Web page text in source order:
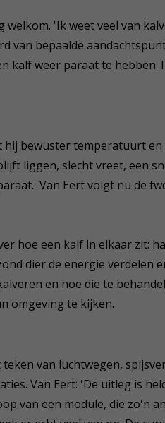
welkom. 'Ik weet veel van
van bepaalde
kalf weer paraat te
hij bewuster temperatuurt
liggen, slecht vreet, een
Van Eert volgt nu de
hoe een kalf in elkaar zit:
dier de energie verdelen
en hoe die te
omgeving te kijken.
van luchtwegen,
Van Eert: 'De uitleg is
van een module, die zo'n